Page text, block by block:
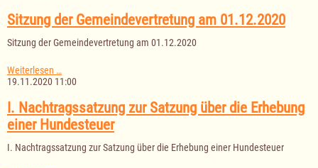
am
02.12.2020
Sitzung der Gemeindevertretung am 01.12.2020
Sitzung der Gemeindevertretung am 01.12.2020
Weiterlesen …
der
am
01.12.2020
19.11.2020 11:00
I. Nachtragssatzung zur Satzung über die Erhebung
einer Hundesteuer
I. Nachtragssatzung zur Satzung über die Erhebung einer Hundesteuer